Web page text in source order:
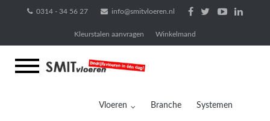
0314 - 34 56 27 info@smitvloeren.nl
Kleurstalen aanvragen Winkelmand
Vloeren Branche Systemen